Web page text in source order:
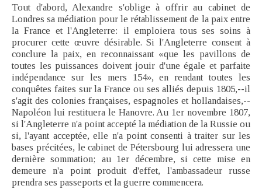
Tout d'abord, Alexandre s'oblige à offrir au cabinet de
Londres sa médiation pour le rétablissement de la paix entre
la France et l'Angleterre: il emploiera tous ses soins à
procurer cette œuvre désirable. Si l'Angleterre consent à
conclure la paix, en reconnaissant «que les pavillons de
toutes les puissances doivent jouir d'une égale et parfaite
indépendance sur les mers 154», en rendant toutes les
conquêtes faites sur la France ou ses alliés depuis 1805,--il
s'agit des colonies françaises, espagnoles et hollandaises,--
Napoléon lui restituera le Hanovre. Au 1er novembre 1807,
si l'Angleterre n'a point accepté la médiation de la Russie ou
si, l'ayant acceptée, elle n'a point consenti à traiter sur les
bases précitées, le cabinet de Pétersbourg lui adressera une
dernière sommation; au 1er décembre, si cette mise en
demeure n'a point produit d'effet, l'ambassadeur russe
prendra ses passeports et la guerre commencera.